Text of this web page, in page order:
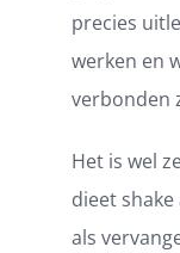
precies
werken en
verbonden
Het is wel
dieet
als